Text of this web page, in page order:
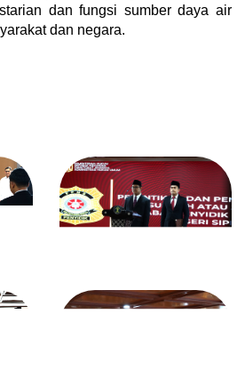
dan fungsi sumber daya air
dan negara.